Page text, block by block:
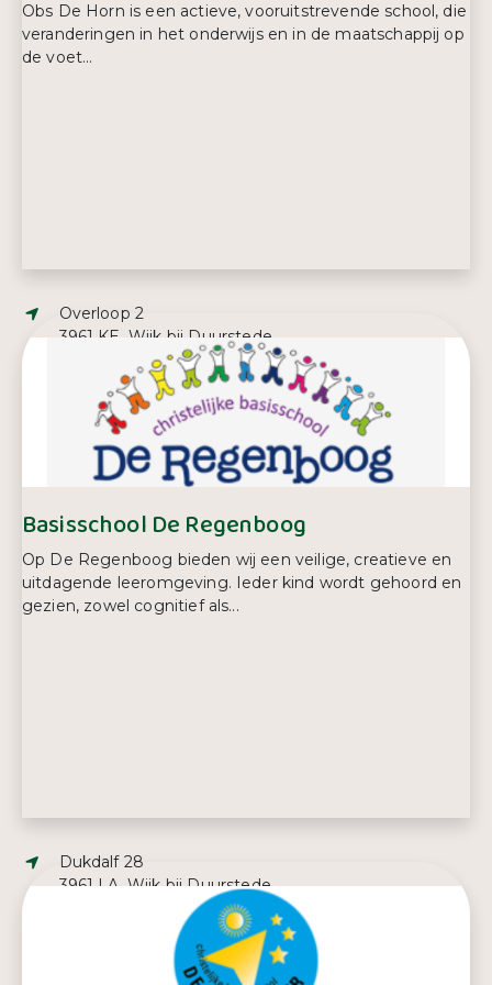
Obs De Horn is een actieve, vooruitstrevende school, die
veranderingen in het onderwijs en in de maatschappij op
de voet...
Adres:
Overloop 2
3961 KE, Wijk bij Duurstede
E-mailadres:
info@dehorn.nl
Telefoonnummer:
0343 59 70 66
Basisschool De Regenboog
Op De Regenboog bieden wij een veilige, creatieve en
uitdagende leeromgeving. Ieder kind wordt gehoord en
gezien, zowel cognitief als...
Adres:
Dukdalf 28
3961 LA, Wijk bij Duurstede
kvanmerkestijn@regenboogwbd.nl
Telefoonnummer: